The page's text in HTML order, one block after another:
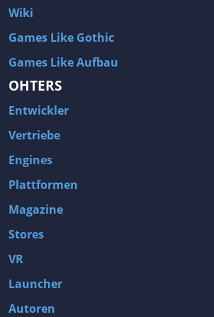
Wiki
Games Like Gothic
Games Like Aufbau
OHTERS
Entwickler
Vertriebe
Engines
Plattformen
Magazine
Stores
VR
Launcher
Autoren